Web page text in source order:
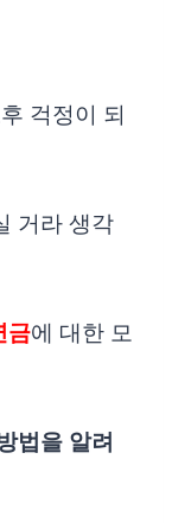
걱정이 되
거라 생각
에 대한 모
법을 알려